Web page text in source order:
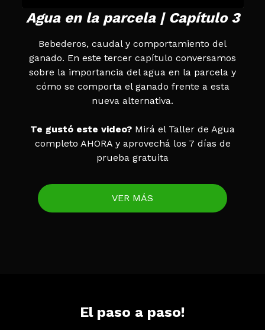
Agua en la parcela | Capítulo 3
Bebederos, caudal y comportamiento del
ganado. En este tercer capítulo conversamos
sobre la importancia del agua en la parcela y
cómo se comporta el ganado frente a esta
nueva alternativa.
Te gustó este video? Mirá el Taller de Agua
completo AHORA y aprovechá los 7 días de
prueba gratuita
VER MÁS
El paso a paso!